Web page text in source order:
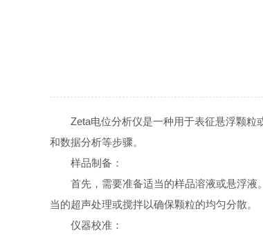
Zeta电位分析仪是一种用于表征悬浮颗粒
和数据分析等步骤。
样品制备：
首先，需要准备适当的样品溶液或悬浮液。
当的超声处理或搅拌以确保颗粒的均匀分散。
仪器校准：